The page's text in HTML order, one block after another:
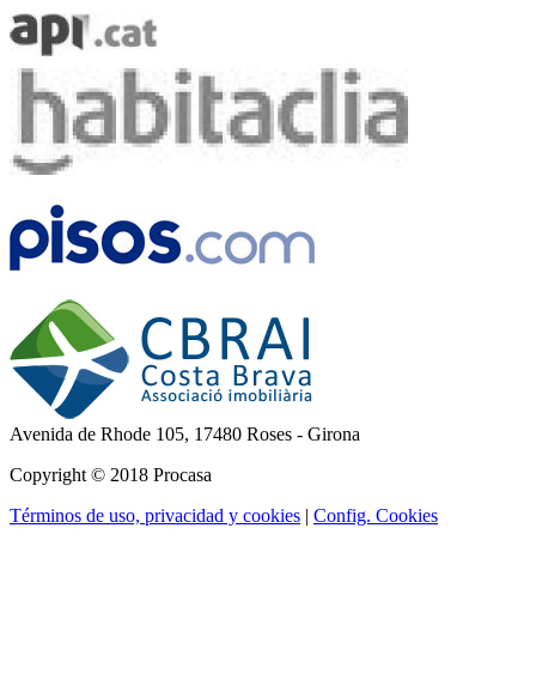
Avenida de Rhode 105, 17480 Roses - Girona
Copyright © 2018 Procasa
Términos de uso, privacidad y cookies | Config. Cookies